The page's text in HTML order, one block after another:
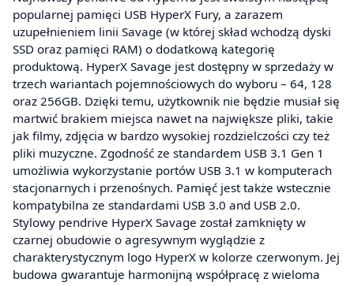
popularnej pamięci USB HyperX Fury, a zarazem
uzupełnieniem linii Savage (w której skład wchodzą dyski
SSD oraz pamięci RAM) o dodatkową kategorię
produktową. HyperX Savage jest dostępny w sprzedaży w
trzech wariantach pojemnościowych do wyboru – 64, 128
oraz 256GB. Dzięki temu, użytkownik nie będzie musiał się
martwić brakiem miejsca nawet na największe pliki, takie
jak filmy, zdjęcia w bardzo wysokiej rozdzielczości czy też
pliki muzyczne. Zgodność ze standardem USB 3.1 Gen 1
umożliwia wykorzystanie portów USB 3.1 w komputerach
stacjonarnych i przenośnych. Pamięć jest także wstecznie
kompatybilna ze standardami USB 3.0 and USB 2.0.
Stylowy pendrive HyperX Savage został zamknięty w
czarnej obudowie o agresywnym wyglądzie z
charakterystycznym logo HyperX w kolorze czerwonym. Jej
budowa gwarantuje harmonijną współpracę z wieloma